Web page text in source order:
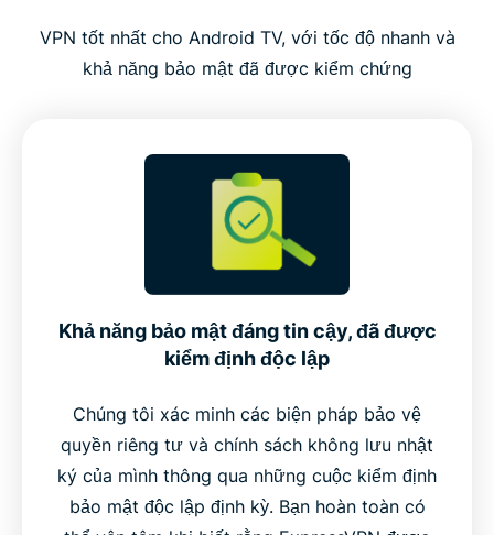
VPN tốt nhất cho Android TV, với tốc độ nhanh và
khả năng bảo mật đã được kiểm chứng
Khả năng bảo mật đáng tin cậy, đã được
kiểm định độc lập
Chúng tôi xác minh các biện pháp bảo vệ
quyền riêng tư và chính sách không lưu nhật
ký của mình thông qua những cuộc kiểm định
bảo mật độc lập định kỳ. Bạn hoàn toàn có